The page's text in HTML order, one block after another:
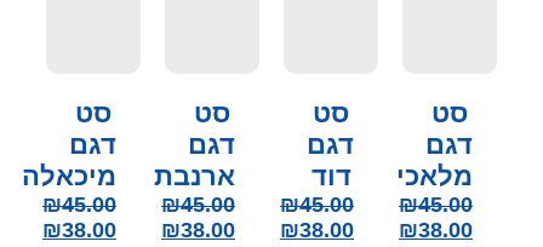
סט
דגם
מלאכי
₪45.00
₪38.00
סט
דגם
דוד
₪45.00
₪38.00
סט
דגם
ארנבת
₪45.00
₪38.00
סט
דגם
מיכאלה
₪45.00
₪38.00